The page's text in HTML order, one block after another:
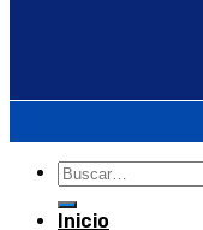
Inicio